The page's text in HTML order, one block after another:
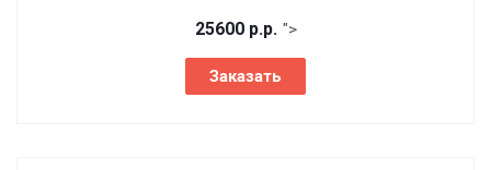
25600 р.р. ">
Заказать